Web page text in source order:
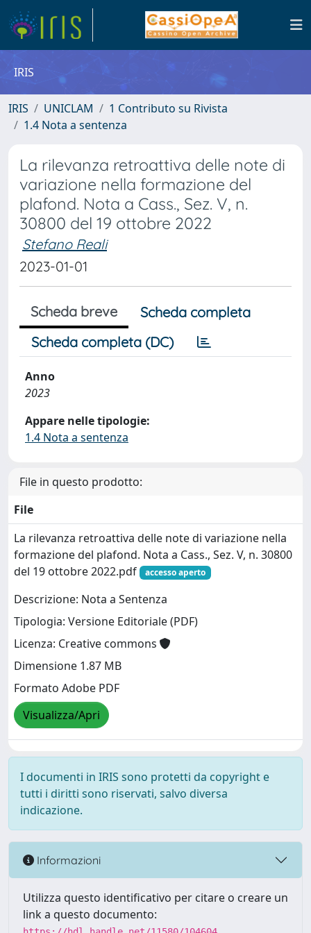
IRIS
IRIS UNICLAM
1 Contributo su Rivista
1.4 Nota a sentenza
La rilevanza retroattiva delle note di
variazione nella formazione del
plafond. Nota a Cass., Sez. V, n.
30800 del 19 ottobre 2022
Stefano Reali
2023-01-01
Scheda breve
Scheda completa
Scheda completa (DC)
Anno
2023
Appare nelle tipologie:
1.4 Nota a sentenza
File in questo prodotto:
File
La rilevanza retroattiva delle note di variazione nella
formazione del plafond. Nota a Cass., Sez. V, n. 30800
del 19 ottobre 2022.pdf
accesso aperto
Descrizione: Nota a Sentenza
Tipologia: Versione Editoriale (PDF)
Licenza: Creative commons
Dimensione 1.87 MB
Formato Adobe PDF
Visualizza/Apri
I documenti in IRIS sono protetti da copyright e
tutti i diritti sono riservati, salvo diversa
indicazione.
Informazioni
Utilizza questo identificativo per citare o creare un
link a questo documento: